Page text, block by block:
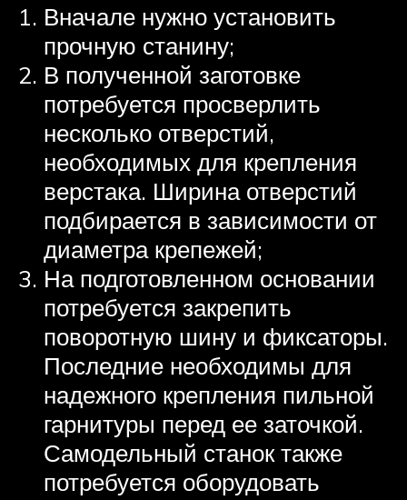
Вначале нужно установить
прочную станину;
В полученной заготовке
потребуется просверлить
несколько отверстий,
необходимых для крепления
верстака. Ширина отверстий
подбирается в зависимости от
диаметра крепежей;
На подготовленном основании
потребуется закрепить
поворотную шину и фиксаторы.
Последние необходимы для
надежного крепления пильной
гарнитуры перед ее заточкой.
Самодельный станок также
потребуется оборудовать